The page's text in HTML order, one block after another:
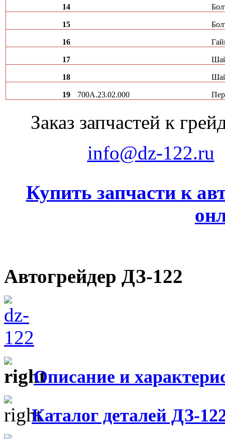
14
15
16
17
18
19 700А.23.02.000
Заказ запчастей к
info@dz-122.ru
Купить запчасти к
Автогрейдер ДЗ-122
Описание и
Каталог деталей ДЗ-